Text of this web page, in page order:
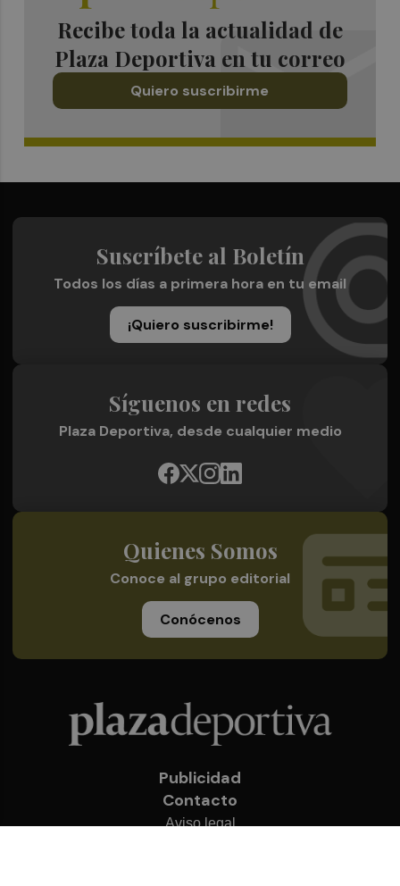
Recibe toda la actualidad de
Plaza Deportiva en tu correo
Quiero suscribirme
Suscríbete al Boletín
Todos los días a primera hora en tu email
¡Quiero suscribirme!
Síguenos en redes
Plaza Deportiva, desde cualquier medio
Quienes Somos
Conoce al grupo editorial
Conócenos
Publicidad
Contacto
Aviso legal